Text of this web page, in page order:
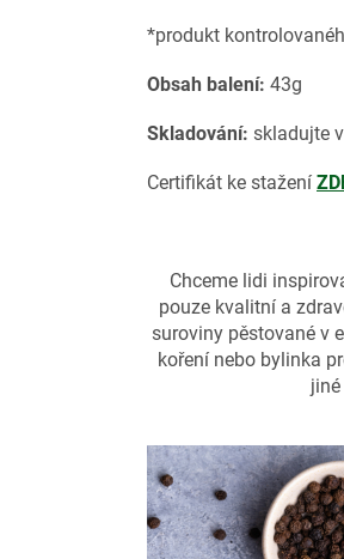
*produkt
Obsah balení: 43g
Skladování: skladujte
Certifikát ke stažení
Chceme lidi
pouze kvalitní a
suroviny pěstované v
koření nebo bylinka